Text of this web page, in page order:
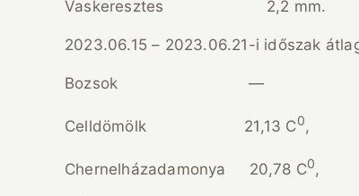
Vaskeresztes 2,2 mm.
2023.06.15 – 2023.06.21-i időszak
Bozsok —
Celldömölk 21,13 C0,
Chernelházadamonya 20,78 C0,